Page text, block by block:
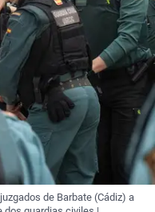
de Barbate (Cádiz) a